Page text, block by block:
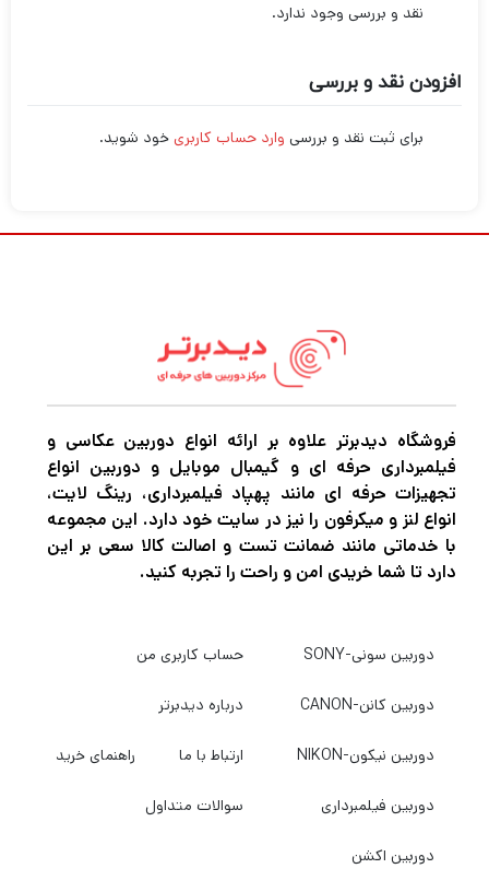
نقد و بررسی وجود ندارد.
افزودن نقد و بررسی
برای ثبت نقد و بررسی وارد حساب کاربری خود شوید.
فروشگاه دیدبرتر علاوه بر ارائه انواع دوربین عکاسی و
فیلمبرداری حرفه ای و گیمبال موبایل و دوربین انواع
تجهیزات حرفه ای مانند پهپاد فیلمبرداری، رینگ لایت،
انواع لنز و میکرفون را نیز در سایت خود دارد. این مجموعه
با خدماتی مانند ضمانت تست و اصالت کالا سعی بر این
دارد تا شما خریدی امن و راحت را تجربه کنید.
دوربین سونی-SONY
دوربین کانن-CANON
دوربین نیکون-NIKON
دوربین فیلمبرداری
دوربین اکشن
حساب کاربری من
درباره دیدبرتر
ارتباط با ما راهنمای خرید
سوالات متداول